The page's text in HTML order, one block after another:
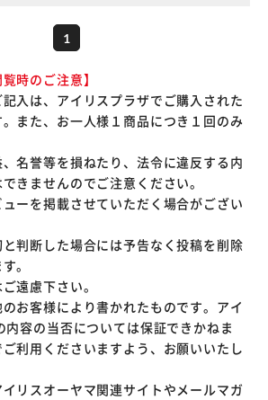
1
時のご注意】
記入は、アイリスプラザでご購入された
また、お一人様１商品につき１回のみ
、名誉等を損ねたり、法令に違反する内
きませんのでご注意ください。
ューを掲載させていただく場合がござい
と判断した場合には予告なく投稿を削除
。
遠慮下さい。
お客様により書かれたものです。アイ
内容の当否については保証できかねま
利用くださいますよう、お願いいたし
イリスオーヤマ関連サイトやメールマガ